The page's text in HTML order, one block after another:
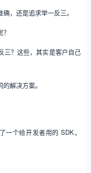
，还是追求举一反三。
三？这些，其实是客户自己
解决方案。
一个给开发者用的 SDK，